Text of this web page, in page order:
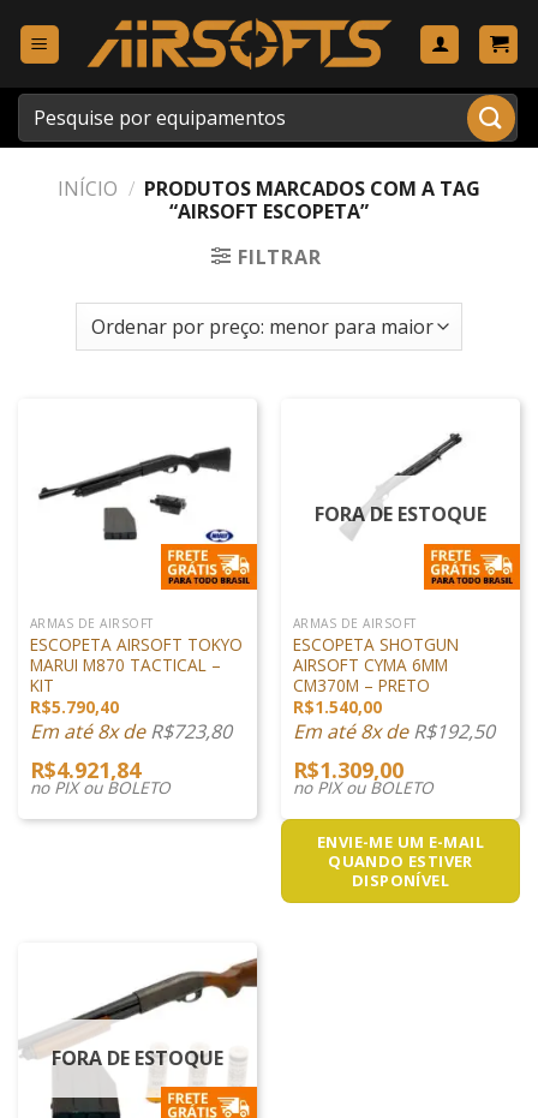
Pesquisar
por:
INÍCIO / PRODUTOS MARCADOS COM A TAG
“AIRSOFT ESCOPETA”
FILTRAR
ARMAS DE AIRSOFT
ESCOPETA AIRSOFT TOKYO
MARUI M870 TACTICAL –
KIT
R$5.790,40
Em até 8x deR$723,80
R$4.921,84
no PIX ou BOLETO
FORA DE ESTOQUE
ARMAS DE AIRSOFT
ESCOPETA SHOTGUN
AIRSOFT CYMA 6MM
CM370M – PRETO
R$1.540,00
Em até 8x deR$192,50
R$1.309,00
no PIX ou BOLETO
ENVIE-ME UM E-MAIL
QUANDO ESTIVER
DISPONÍVEL
FORA DE ESTOQUE